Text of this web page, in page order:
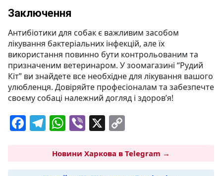
Заключення
Антибіотики для собак є важливим засобом
лікування бактеріальних інфекцій, але їх
використання повинно бути контрольованим та
призначеним ветеринаром. У зоомагазині “Рудий
Кіт” ви знайдете все необхідне для лікування вашого
улюбленця. Довіряйте професіоналам та забезпечте
своєму собаці належний догляд і здоров’я!
F
e
T
e
g
W
at
s
Vi
er
X
p
y
Новини Харкова в Telegram →